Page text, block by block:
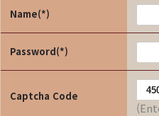
Name(*)
Password(*)
Captcha Code